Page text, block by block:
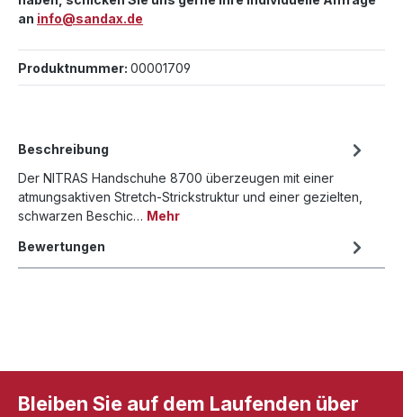
an info@sandax.de
Produktnummer: 00001709
Beschreibung
Der NITRAS Handschuhe 8700 überzeugen mit einer
atmungsaktiven Stretch-Strickstruktur und einer gezielten,
schwarzen Beschic… Mehr
Bewertungen
Bleiben Sie auf dem Laufenden über